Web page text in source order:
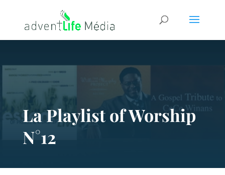
La Playlist of Worship
N°12